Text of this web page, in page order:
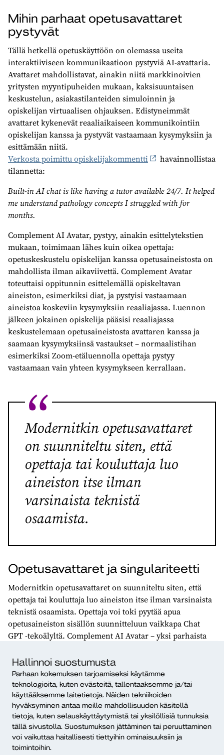
Hallinnoi suostumusta
Parhaan kokemuksen tarjoamiseksi käytämme
teknologioita, kuten evästeitä, tallentaaksemme ja/tai
käyttääksemme laitetietoja. Näiden tekniikoiden
hyväksyminen antaa meille mahdollisuuden käsitellä
tietoja, kuten selauskäyttäytymistä tai yksilöllisiä tunnuksia
tällä sivustolla. Suostumuksen jättäminen tai peruuttaminen
voi vaikuttaa haitallisesti tiettyihin ominaisuuksiin ja
toimintoihin.
Mihin parhaat opetusavattaret
pystyvät
Tällä hetkellä opetuskäyttöön on olemassa useita
interaktiiviseen kommunikaatioon pystyviä AI‑avattaria.
Avattaret mahdollistavat, ainakin niitä markkinoivien
yritysten myyntipuheiden mukaan, kaksisuuntaisen
keskustelun, asiakastilanteiden simuloinnin ja
opiskelijan virtuaalisen ohjauksen. Edistyneimmät
avattaret kykenevät reaaliaikaiseen kommunikointiin
opiskelijan kanssa ja pystyvät vastaamaan kysymyksiin ja
esittämään niitä.
Verkosta poimittu opiskelijakommentti
havainnollistaa
tilannetta:
Built-in AI chat is like having a tutor available 24/7. It helped
me understand pathology concepts I struggled with for
months.
Complement AI Avatar, pystyy, ainakin esittelytekstien
mukaan, toimimaan lähes kuin oikea opettaja:
opetuskeskustelu opiskelijan kanssa opetusaineistosta on
mahdollista ilman aikaviivettä. Complement Avatar
toteuttaisi oppitunnin esittelemällä opiskeltavan
aineiston, esimerkiksi diat, ja pystyisi vastaamaan
aineistoa koskeviin kysymyksiin reaaliajassa. Luennon
jälkeen jokainen opiskelija pääsisi reaaliajassa
keskustelemaan opetusaineistosta avattaren kanssa ja
saamaan kysymyksiinsä vastaukset – normaalistihan
esimerkiksi Zoom-etäluennolla opettaja pystyy
vastaamaan vain yhteen kysymykseen kerrallaan.
Modernitkin opetusavattaret
on suunniteltu siten, että
opettaja tai kouluttaja luo
aineiston itse ilman
varsinaista teknistä
osaamista.
Opetusavattaret ja singulariteetti
Modernitkin opetusavattaret on suunniteltu siten, että
opettaja tai kouluttaja luo aineiston itse ilman varsinaista
teknistä osaamista. Opettaja voi toki pyytää apua
opetusaineiston sisällön suunnitteluun vaikkapa Chat
GPT -tekoälyltä. Complement AI Avatar – yksi parhaista
reaaliaikaiseen keskusteluun opiskelijan kanssa. Mutta
vainopetusaineistonosalta. Complement AI Avatar ei
vastaa opetusaineiston ulkopuolisiin kysymyksiin. Se on
suunniteltu rajattuun, opettajan määrittelemään
sisältöön. Tämäkin toki riittää useimmissa tilanteissa
vallan mainiosti.
Opiskelun apuvälineenä tällainen olisi luultavasti hyvin
tehokas järjestelmä, mutta olisi vaikea kuvitella, että